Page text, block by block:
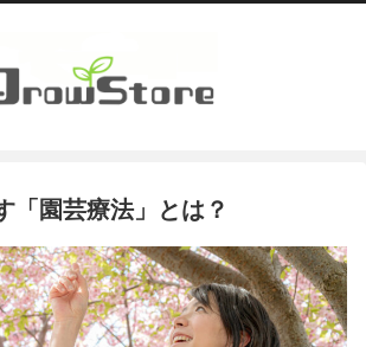
「園芸療法」とは？